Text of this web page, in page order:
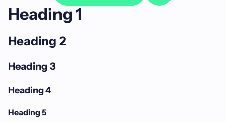
Heading 1
Heading 2
Heading 3
Heading 4
Heading 5